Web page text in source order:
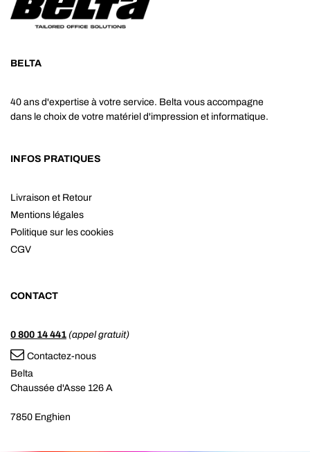
BELTA
40 ans d'expertise à votre service. Belta vous accompagne
dans le choix de votre matériel d'impression et informatique.
INFOS PRATIQUES
Livraison et Retour
Mentions légales
Politique sur les cookies
CGV
CONTACT
0 800 14 441 (appel gratuit)
Contactez-nous
Belta
Chaussée d'Asse 126 A
7850 Enghien